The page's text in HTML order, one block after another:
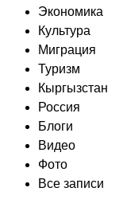
Экономика
Культура
Миграция
Туризм
Кыргызстан
Россия
Блоги
Видео
Фото
Все записи